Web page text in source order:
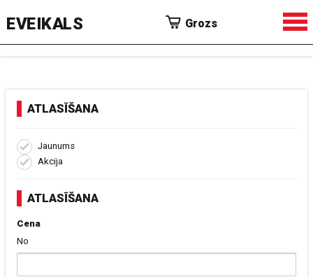
EVEIKALS Grozs
ATLASĪŠANA
Jaunums
Akcija
ATLASĪŠANA
Cena
No